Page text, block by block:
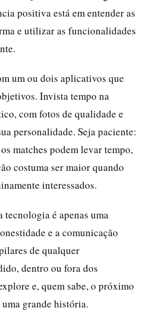
positiva está em entender as
e utilizar as funcionalidades
um ou dois aplicativos que
Invista tempo na
com fotos de qualidade e
personalidade. Seja paciente:
matches podem levar tempo,
costuma ser maior quando
interessados.
tecnologia é apenas uma
e a comunicação
de qualquer
dentro ou fora dos
e, quem sabe, o próximo
grande história.